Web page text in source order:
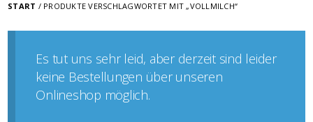
START / PRODUKTE VERSCHLAGWORTET MIT „VOLLMILCH“
Es tut uns sehr leid, aber derzeit sind leider
keine Bestellungen über unseren
Onlineshop möglich.